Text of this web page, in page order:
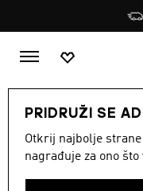
PRIDRUŽI SE
Otkrij najbolje
nagrađuje za ono što
DJECA Odjeća
GOLF ·
TRENIRKE